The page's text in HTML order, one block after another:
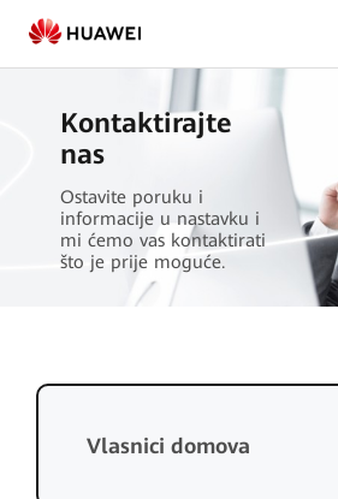
Naruči
sada
FusionSolar
Hrvatska
Kontaktirajte
nas
Ostavite poruku i
informacije u nastavku i
mi ćemo vas kontaktirati
što je prije moguće.
Vlasnici domova